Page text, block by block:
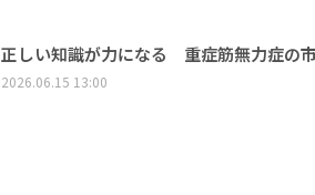
正しい知識が力になる 重症筋無力症の
2026.06.15 13:00